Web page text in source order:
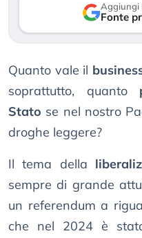
Aggiungi
Fonte
Quanto vale il
soprattutto, quanto
Stato se nel nostro
droghe leggere?
Il tema della
sempre di grande
un referendum a
che nel 2024 è